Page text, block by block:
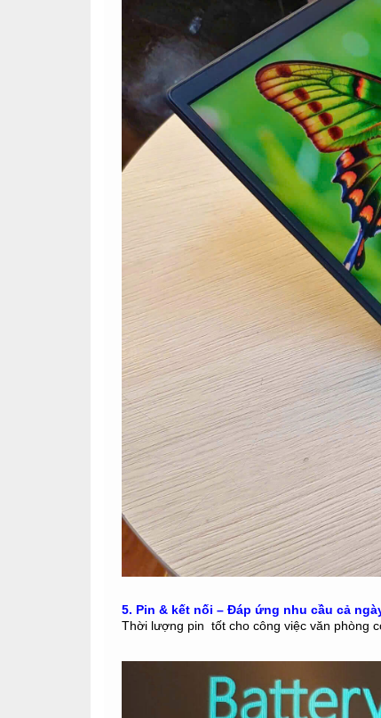
5. Pin & kết nối – Đáp ứng nhu cầu cả
Thời lượng pin tốt cho công việc văn phòng